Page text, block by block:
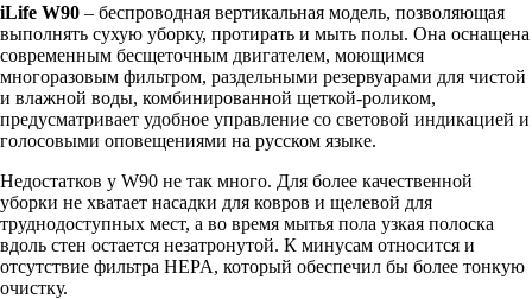
iLife W90 – беспроводная вертикальная модель, позволяющая
выполнять сухую уборку, протирать и мыть полы. Она оснащена
современным бесщеточным двигателем, моющимся
многоразовым фильтром, раздельными резервуарами для чистой
и влажной воды, комбинированной щеткой-роликом,
предусматривает удобное управление со световой индикацией и
голосовыми оповещениями на русском языке.
Недостатков у W90 не так много. Для более качественной
уборки не хватает насадки для ковров и щелевой для
труднодоступных мест, а во время мытья пола узкая полоска
вдоль стен остается незатронутой. К минусам относится и
отсутствие фильтра HEPA, который обеспечил бы более тонкую
очистку.